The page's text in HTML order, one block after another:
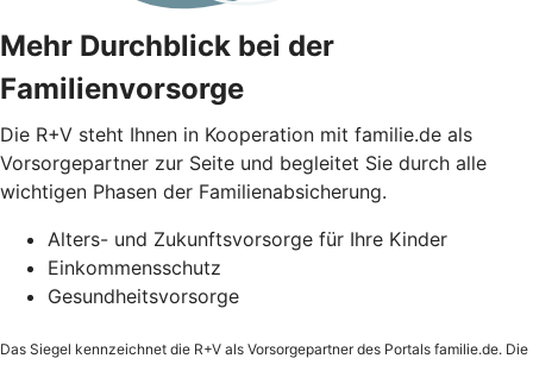
Mehr Durchblick bei der
Familienvorsorge
Die R+V steht Ihnen in Kooperation mit familie.de als
Vorsorgepartner zur Seite und begleitet Sie durch alle
wichtigen Phasen der Familienabsicherung.
Alters- und Zukunftsvorsorge für Ihre Kinder
Einkommensschutz
Gesundheitsvorsorge
Das Siegel kennzeichnet die R+V als Vorsorgepartner des Portals familie.de. Die